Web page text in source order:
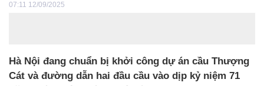
07:11 12/09/2025
Hà Nội đang chuẩn bị khởi công dự án cầu Thượng
Cát và đường dẫn hai đầu cầu vào dịp kỷ niệm 71